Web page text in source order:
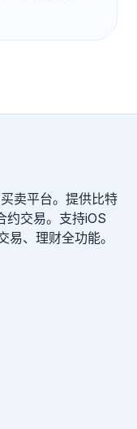
卖平台。提供比特
约交易。支持iOS
、理财全功能。